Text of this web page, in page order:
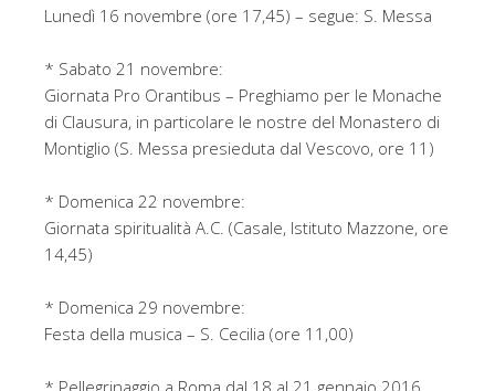
Lunedì 16 novembre (ore 17,45) – segue: S. Messa
* Sabato 21 novembre:
Giornata Pro Orantibus – Preghiamo per le Monache
di Clausura, in particolare le nostre del Monastero di
Montiglio (S. Messa presieduta dal Vescovo, ore 11)
* Domenica 22 novembre:
Giornata spiritualità A.C. (Casale, Istituto Mazzone, ore
14,45)
* Domenica 29 novembre:
Festa della musica – S. Cecilia (ore 11,00)